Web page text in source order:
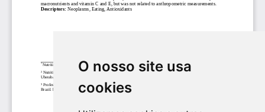
O nosso site usa
cookies